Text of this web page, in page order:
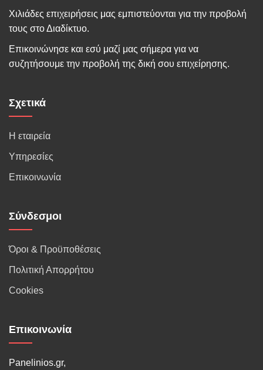
Χιλιάδες επιχειρήσεις μας εμπιστεύονται για την προβολή
τους στο Διαδίκτυο.
Επικοινώνησε και εσύ μαζί μας σήμερα για να
συζητήσουμε την προβολή της δική σου επιχείρησης.
Σχετικά
Η εταιρεία
Υπηρεσίες
Επικοινωνία
Σύνδεσμοι
Όροι & Προϋποθέσεις
Πολιτική Απορρήτου
Cookies
Επικοινωνία
Panelinios.gr,